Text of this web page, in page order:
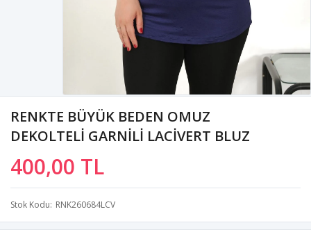
RENKTE BÜYÜK BEDEN OMUZ
DEKOLTELİ GARNİLİ LACİVERT BLUZ
400,00 TL
Stok Kodu RNK260684LCV